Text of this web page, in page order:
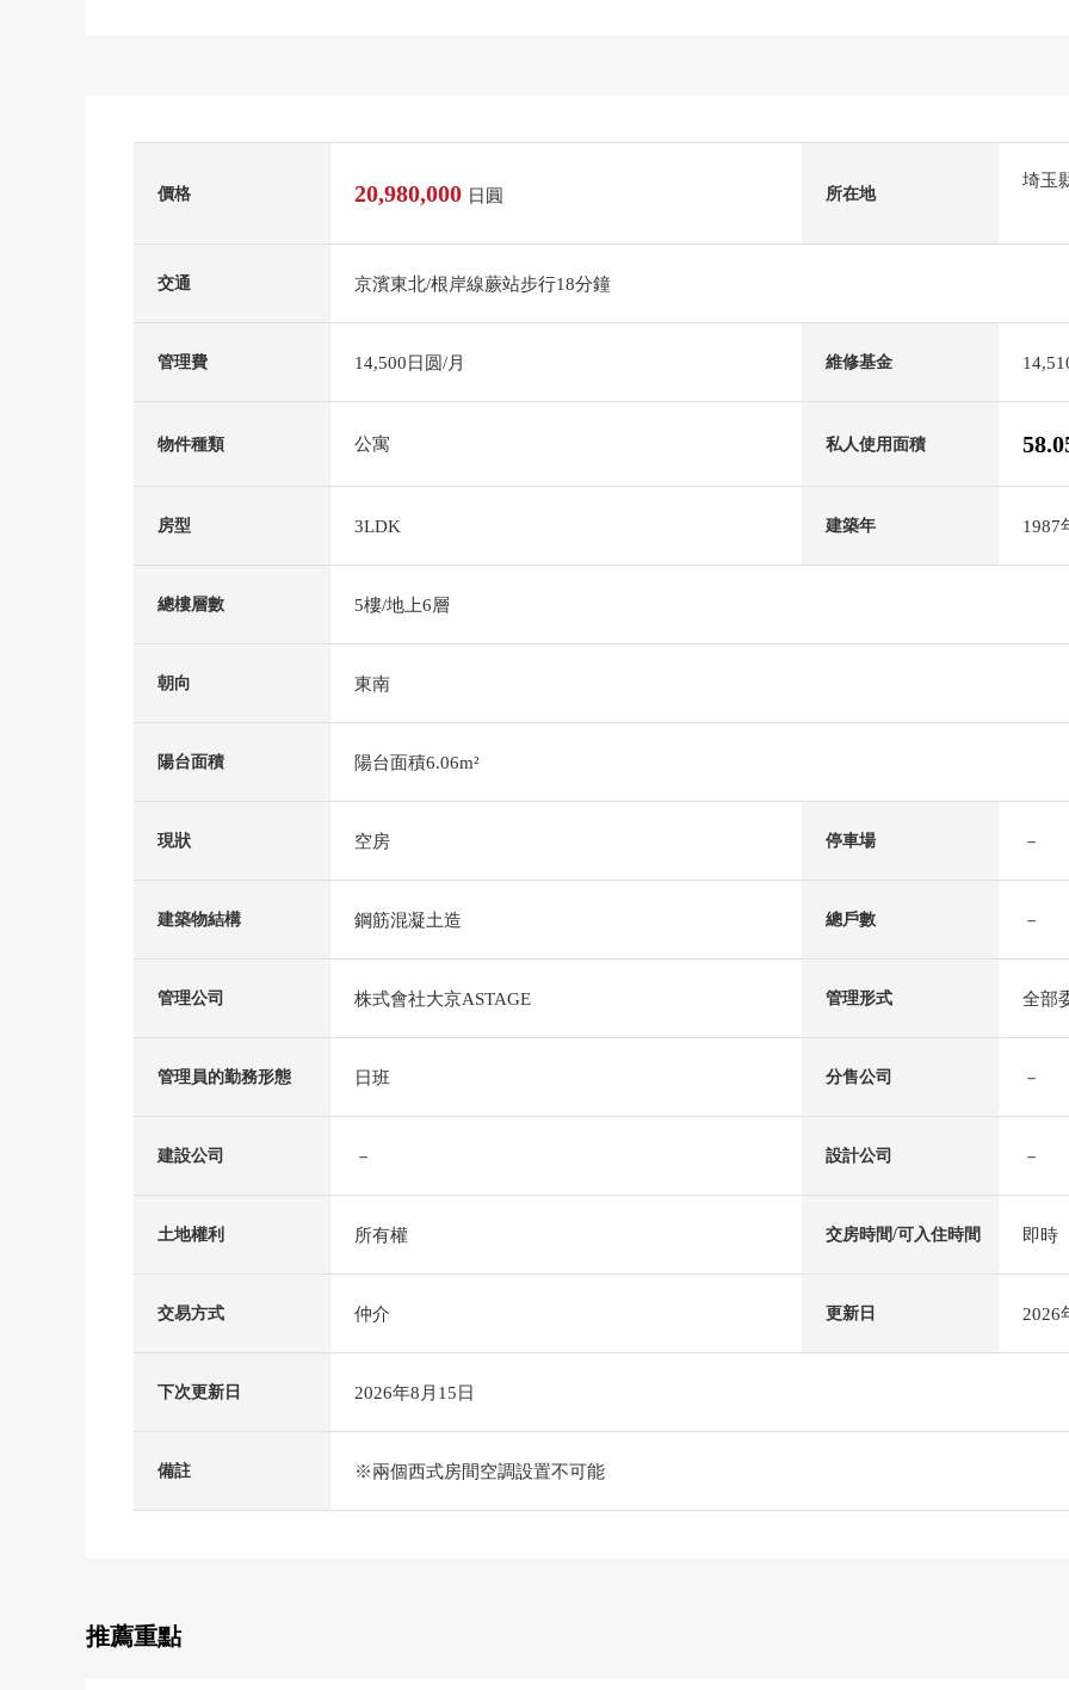
價格 20,980,000 日圓 所在地
埼玉
交通 京濱東北/根岸線蕨站步行18分鐘
管理費 14,500日圆/月 維修基金
物件種類 公寓 私人使用面積
房型 3LDK 建築年 1987
總樓層數 5樓/地上6層
朝向 東南
陽台面積 陽台面積6.06m²
現狀 空房 停車場 －
建築物結構 鋼筋混凝土造 總戶數 －
管理公司 株式會社大京ASTAGE 管理形式 全部
管理員的勤務形態 日班 分售公司 －
建設公司 － 設計公司 －
土地權利 所有權 交房時間/可入住時間 即時
交易方式 仲介 更新日 2026
下次更新日 2026年8月15日
備註 ※兩個西式房間空調設置不可能
推薦重點